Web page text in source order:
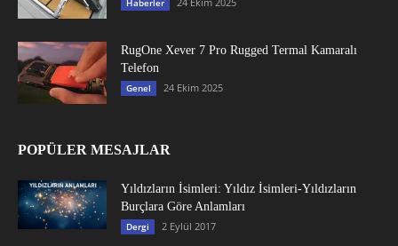
Haberler
RugOne Xever 7 Pro Rugged Termal Kamaralı
Telefon
Genel 24 Ekim 2025
POPÜLER MESAJLAR
Yıldızların İsimleri: Yıldız İsimleri-Yıldızların
Burçlara Göre Anlamları
Dergi 2 Eylül 2017